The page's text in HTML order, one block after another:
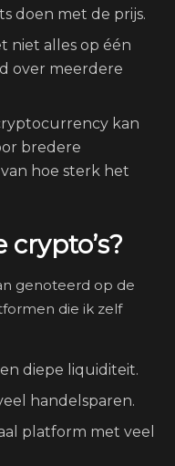
doen met de prijs.
niet alles op één
over meerdere
kan
bredere
hoe sterk het
crypto’s?
genoteerd op de
die ik zelf
diepe liquiditeit.
handelsparen.
platform met veel